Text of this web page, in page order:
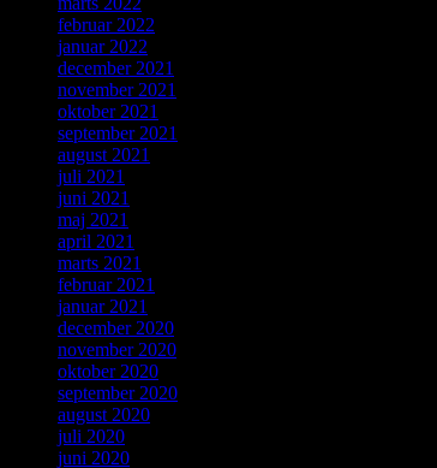
februar 2022
januar 2022
december 2021
november 2021
oktober 2021
september 2021
august 2021
juli 2021
juni 2021
maj 2021
april 2021
marts 2021
februar 2021
januar 2021
december 2020
november 2020
oktober 2020
september 2020
august 2020
juli 2020
juni 2020